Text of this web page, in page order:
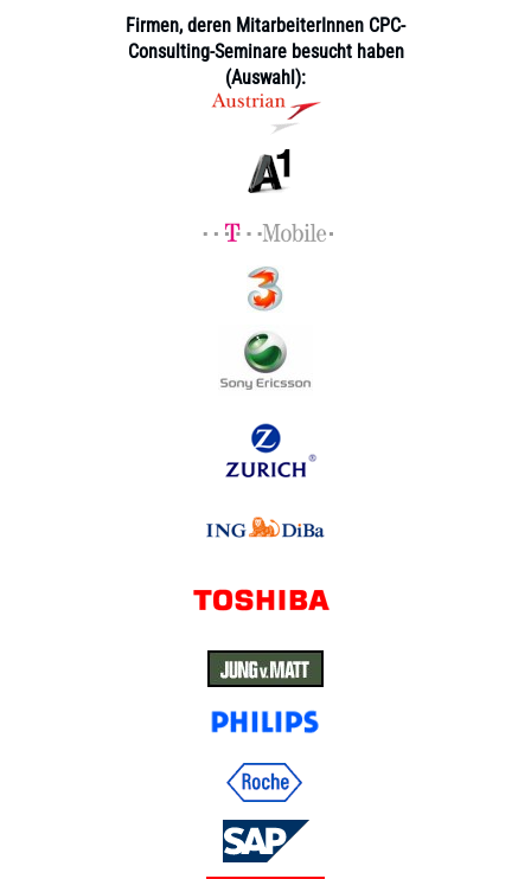
Firmen, deren MitarbeiterInnen CPC-
Consulting-Seminare besucht haben
(Auswahl):